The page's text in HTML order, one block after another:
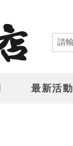
最新活動